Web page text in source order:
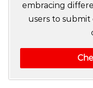
embracing
users to